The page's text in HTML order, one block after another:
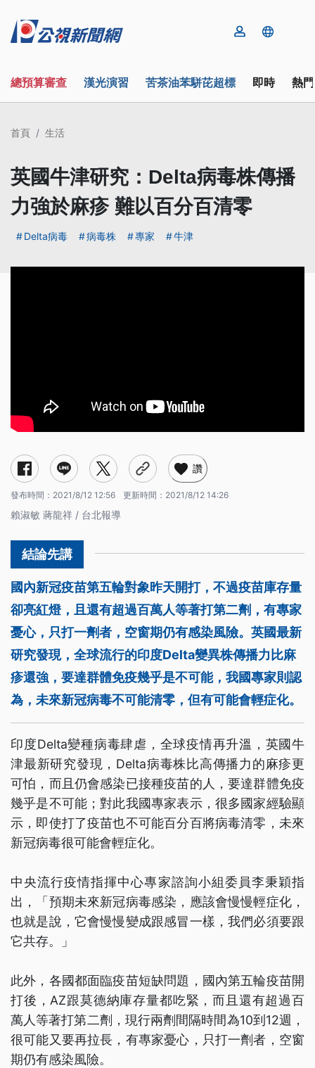
總預算審查 漢光演習 苦茶油苯駢芘超標 即時 熱
首頁 生活
英國牛津研究：Delta病毒株傳播
力強於麻疹 難以百分百清零
Delta病毒 病毒株 專家 牛津
讚
發布時間： 2021/8/12 12:56 更新時間： 2021/8/12 14:26
賴淑敏 蔣龍祥 / 台北報導
國內新冠疫苗第五輪對象昨天開打，不過疫苗庫存量
卻亮紅燈，且還有超過百萬人等著打第二劑，有專家
憂心，只打一劑者，空窗期仍有感染風險。英國最新
研究發現，全球流行的印度Delta變異株傳播力比麻
疹還強，要達群體免疫幾乎是不可能，我國專家則認
為，未來新冠病毒不可能清零，但有可能會輕症化。
印度Delta變種病毒肆虐，全球疫情再升溫，英國牛
津最新研究發現，Delta病毒株比高傳播力的麻疹更
可怕，而且仍會感染已接種疫苗的人，要達群體免疫
幾乎是不可能；對此我國專家表示，很多國家經驗顯
示，即使打了疫苗也不可能百分百將病毒清零，未來
新冠病毒很可能會輕症化。
中央流行疫情指揮中心專家諮詢小組委員李秉穎指
出，「預期未來新冠病毒感染，應該會慢慢輕症化，
也就是說，它會慢慢變成跟感冒一樣，我們必須要跟
它共存。」
此外，各國都面臨疫苗短缺問題，國內第五輪疫苗開
打後，AZ跟莫德納庫存量都吃緊，而且還有超過百
萬人等著打第二劑，現行兩劑間隔時間為10到12週，
很可能又要再拉長，有專家憂心，只打一劑者，空窗
期仍有感染風險。